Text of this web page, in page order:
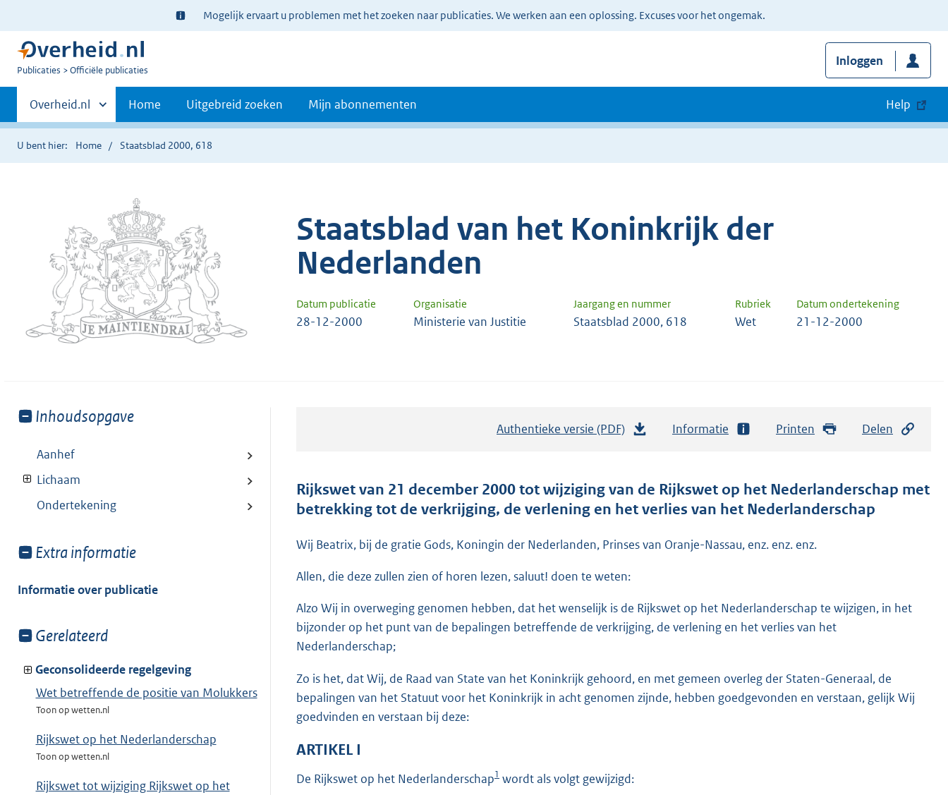
Ter
informatie:
Mogelijk ervaart u problemen met het zoeken naar publicaties. We werken aan een oplossing. Excuses voor het ongemak.
U
Publicaties Officiële publicaties
Inloggen
Primaire
navigatie
Andere
sites
binnen
Overheid.nl Home Uitgebreid zoeken Mijn abonnementen Help
U bent hier: Home Staatsblad 2000, 618
Staatsblad van het Koninkrijk der
Nederlanden
Datum publicatie Organisatie Jaargang en nummer Rubriek Datum ondertekening
28-12-2000 Ministerie van Justitie Staatsblad 2000, 618 Wet 21-12-2000
Toon
van:
Inhoudsopgave
Aanhef
Lichaam
Ondertekening
Toon
van:
Extra informatie
Informatie over publicatie
Toon
van:
Gerelateerd
Geconsolideerde regelgeving
Wet betreffende de positie van Molukkers
Toon op wetten.nl
Rijkswet op het Nederlanderschap
Toon op wetten.nl
Rijkswet tot wijziging Rijkswet op het
Authentieke versie (PDF)
t
a
d
g
r
o
o
t
e
K
Informatie Printen Delen
Rijkswet van 21 december 2000 tot wijziging van de Rijkswet op het Nederlanderschap met
betrekking tot de verkrijging, de verlening en het verlies van het Nederlanderschap
Wij Beatrix, bij de gratie Gods, Koningin der Nederlanden, Prinses van Oranje-Nassau, enz. enz. enz.
Allen, die deze zullen zien of horen lezen, saluut! doen te weten:
Alzo Wij in overweging genomen hebben, dat het wenselijk is de Rijkswet op het Nederlanderschap te wijzigen, in het
bijzonder op het punt van de bepalingen betreffende de verkrijging, de verlening en het verlies van het
Nederlanderschap;
Zo is het, dat Wij, de Raad van State van het Koninkrijk gehoord, en met gemeen overleg der Staten-Generaal, de
bepalingen van het Statuut voor het Koninkrijk in acht genomen zijnde, hebben goedgevonden en verstaan, gelijk Wij
goedvinden en verstaan bij deze:
ARTIKEL I
De Rijkswet op het Nederlanderschap1 wordt als volgt gewijzigd: